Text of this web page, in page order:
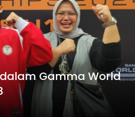
Gamma World